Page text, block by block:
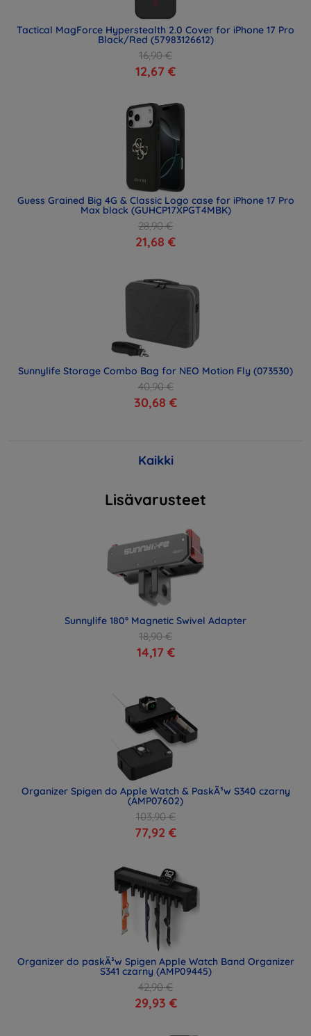
Tactical MagForce Hyperstealth 2.0 Cover for iPhone 17 Pro
Black/Red (57983126612)
16,90 €
12,67 €
Guess Grained Big 4G & Classic Logo case for iPhone 17 Pro
Max black (GUHCP17XPGT4MBK)
28,90 €
21,68 €
Sunnylife Storage Combo Bag for NEO Motion Fly (073530)
40,90 €
30,68 €
Kaikki
Lisävarusteet
Sunnylife 180° Magnetic Swivel Adapter
18,90 €
14,17 €
Organizer Spigen do Apple Watch & PaskÃ³w S340 czarny
(AMP07602)
103,90 €
77,92 €
Organizer do paskÃ³w Spigen Apple Watch Band Organizer
S341 czarny (AMP09445)
42,90 €
29,93 €